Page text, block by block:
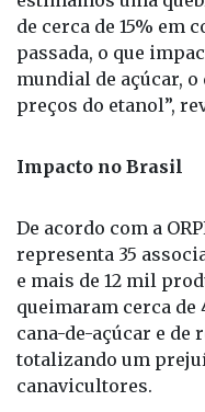
com o clima seco,
redução na
estimamos uma
de cerca de 15% em
passada, o que
preços do etanol”,
Impacto no Brasil
De acordo com a
representa 35
e mais de 12 mil
queimaram cerca de
cana-de-açúcar e de